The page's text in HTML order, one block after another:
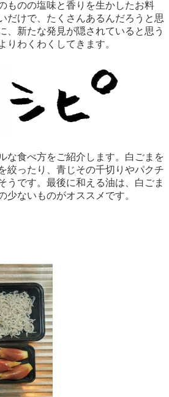
ものの塩味と香りを生かしたお料
だけで、たくさんあるんだろうと思
、新たな発見が隠されていると思う
りわくわくしてきます。
な食べ方をご紹介します。白ごまを
絞ったり、青じその千切りやパクチ
うです。最後に和える油は、白ごま
少ないものがオススメです。